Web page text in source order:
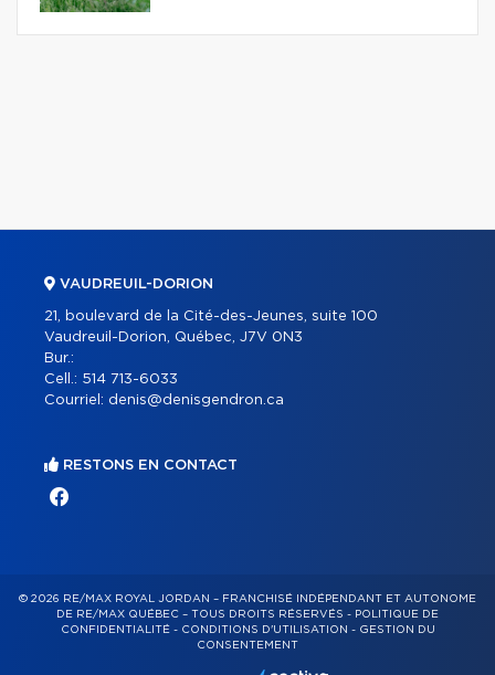
VAUDREUIL-DORION
21, boulevard de la Cité-des-Jeunes, suite 100
Vaudreuil-Dorion, Québec, J7V 0N3
Bur.:
Cell.: 514 713-6033
Courriel: denis@denisgendron.ca
RESTONS EN CONTACT
© 2026 RE/MAX ROYAL JORDAN – FRANCHISÉ INDÉPENDANT ET AUTONOME
DE RE/MAX QUÉBEC – TOUS DROITS RÉSERVÉS - POLITIQUE DE
CONFIDENTIALITÉ- CONDITIONS D'UTILISATION - GESTION DU
CONSENTEMENT